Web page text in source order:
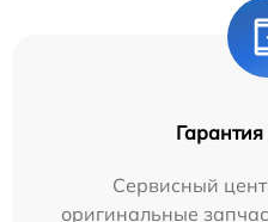
Сервисный
оригинальные